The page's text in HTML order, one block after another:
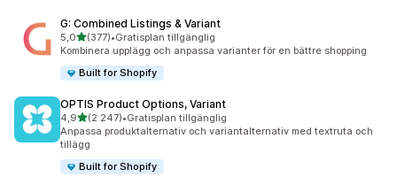
G: Combined Listings & Variant
5,0av 5 stjärnor
(377)
377 recensioner totalt
•Gratisplan tillgänglig
Kombinera upplägg och anpassa varianter för en bättre shopping
Built for Shopify
OPTIS Product Options, Variant
4,9av 5 stjärnor
(2 247)
2247 recensioner totalt
•Gratisplan tillgänglig
Anpassa produktalternativ och variantalternativ med textruta och
tillägg
Built for Shopify